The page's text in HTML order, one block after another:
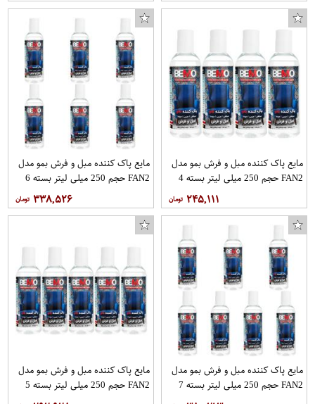
مایع پاک کننده مبل و فرش بمو مدل
FAN2 حجم 250 میلی لیتر بسته 4
۲۴۵,۱۱۱
مایع پاک کننده مبل و فرش بمو مدل
FAN2 حجم 250 میلی لیتر بسته 6
۳۳۸,۵۲۶
مایع پاک کننده مبل و فرش بمو مدل
FAN2 حجم 250 میلی لیتر بسته 7
مایع پاک کننده مبل و فرش بمو مدل
FAN2 حجم 250 میلی لیتر بسته 5